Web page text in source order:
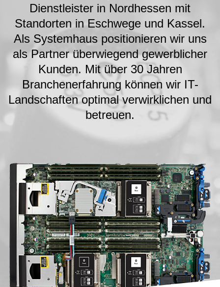
Dienstleister in Nordhessen mit
Standorten in Eschwege und Kassel.
Als Systemhaus positionieren wir uns
als Partner überwiegend gewerblicher
Kunden. Mit über 30 Jahren
Branchenerfahrung können wir IT-
Landschaften optimal verwirklichen und
betreuen.